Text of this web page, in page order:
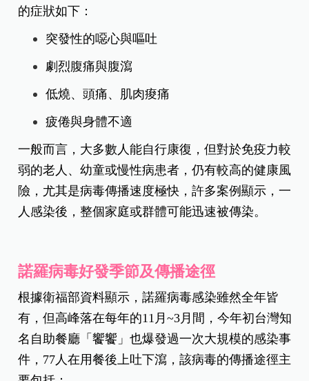
的症狀如下：
突發性的噁心與嘔吐
劇烈腹痛與腹瀉
低燒、頭痛、肌肉痠痛
疲倦與身體不適
一般而言，大多數人能自行康復，但對於免疫力較
弱的老人、幼童或慢性病患者，仍有較高的健康風
險，尤其是病毒傳播速度極快，許多案例顯示，一
人感染後，整個家庭或群體可能迅速被傳染。
諾羅病毒好發季節及傳播途徑
根據衛福部資料顯示，諾羅病毒感染雖然全年皆
有，但高峰落在每年的11月~3月間，今年初台灣知
名自助餐廳「饗饗」也爆發過一次大規模的感染事
件，77人在用餐後上吐下瀉，該病毒的傳播途徑主